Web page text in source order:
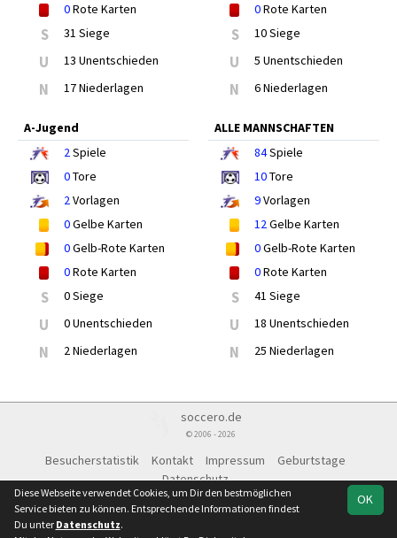
0Rote Karten
S 31 Siege
U 13 Unentschieden
N 17 Niederlagen
0Rote Karten
S 10 Siege
U 5 Unentschieden
N 6 Niederlagen
A-Jugend
2Spiele
0Tore
2Vorlagen
0Gelbe Karten
0Gelb-Rote Karten
0Rote Karten
S 0 Siege
U 0 Unentschieden
N 2 Niederlagen
ALLE MANNSCHAFTEN
84Spiele
10Tore
9Vorlagen
12Gelbe Karten
0Gelb-Rote Karten
0Rote Karten
S 41 Siege
U 18 Unentschieden
N 25 Niederlagen
soccero.de
© 2006 - 2026
Besucherstatistik Kontakt Impressum
Geburtstage
Datenschutz
OK
Diese Webseite verwendet Cookies, um Dir den bestmöglichen
Service bieten zu können. Entsprechende Informationen findest
Du unter Datenschutz.